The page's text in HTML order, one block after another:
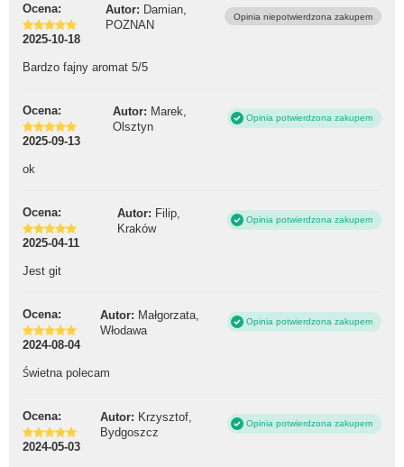
Ocena: Autor: Damian,
POZNAN
Opinia niepotwierdzona zakupem
2025-10-18
Bardzo fajny aromat 5/5
Ocena: Autor: Marek,
Olsztyn
Opinia potwierdzona zakupem
2025-09-13
ok
Ocena: Autor: Filip,
Kraków
Opinia potwierdzona zakupem
2025-04-11
Jest git
Ocena: Autor: Małgorzata,
Włodawa
Opinia potwierdzona zakupem
2024-08-04
Świetna polecam
Ocena: Autor: Krzysztof,
Bydgoszcz
Opinia potwierdzona zakupem
2024-05-03